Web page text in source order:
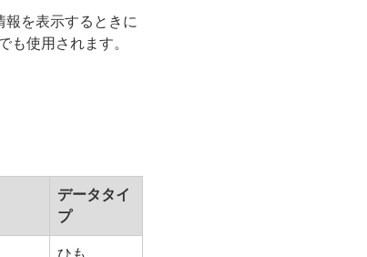
を表示するときに
も使用されます。
データタイ
プ